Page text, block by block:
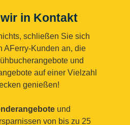
in Kontakt
schließen Sie sich
AFerry-Kunden an, die
und
auf einer Vielzahl
genießen!
und
von bis zu 25